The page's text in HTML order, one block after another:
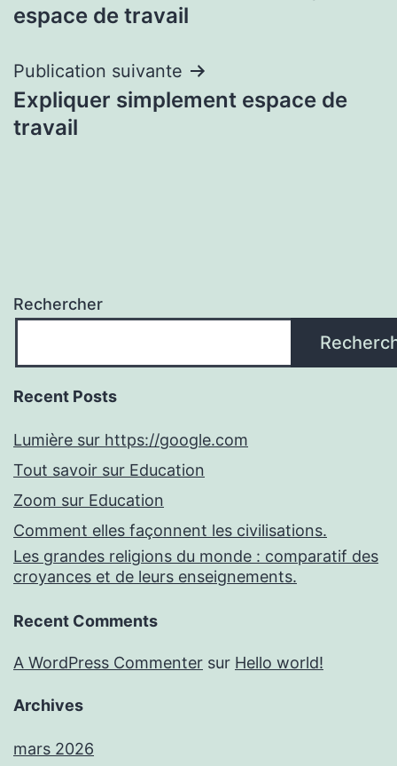
espace de travail
Publication suivante
Expliquer simplement espace de
travail
Rechercher
Recent Posts
Lumière sur https://google.com
Tout savoir sur Education
Zoom sur Education
Comment elles façonnent les civilisations.
Les grandes religions du monde : comparatif des
croyances et de leurs enseignements.
Recent Comments
A WordPress Commenter sur Hello world!
Archives
mars 2026